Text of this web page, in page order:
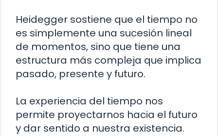
Heidegger sostiene que el tiempo no
es simplemente una sucesión lineal
de momentos, sino que tiene una
estructura más compleja que implica
pasado, presente y futuro.
La experiencia del tiempo nos
permite proyectarnos hacia el futuro
y dar sentido a nuestra existencia.